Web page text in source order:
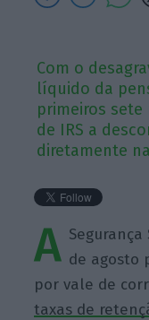
Com o
líquido da
primeiros sete
de IRS a
diretamente
A de agosto
por vale de
taxas de